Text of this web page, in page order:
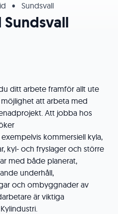
• Sundsvall
ditt arbete framför allt ute
att arbeta med
Att jobba hos
kommersiell kyla,
kyl- och fryslager och större
med både planerat,
underhåll,
och ombyggnader av
är viktiga